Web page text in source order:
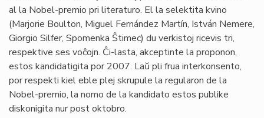
al la Nobel-premio pri literaturo. El la selektita kvino
(Marjorie Boulton, Miguel Fernández Martín, István Nemere,
Giorgio Silfer, Spomenka Ŝtimec) du verkistoj ricevis tri,
respektive ses voĉojn. Ĉi-lasta, akceptinte la proponon,
estos kandidatigita por 2007. Laŭ pli frua interkonsento,
por respekti kiel eble plej skrupule la regularon de la
Nobel-premio, la nomo de la kandidato estos publike
diskonigita nur post oktobro.